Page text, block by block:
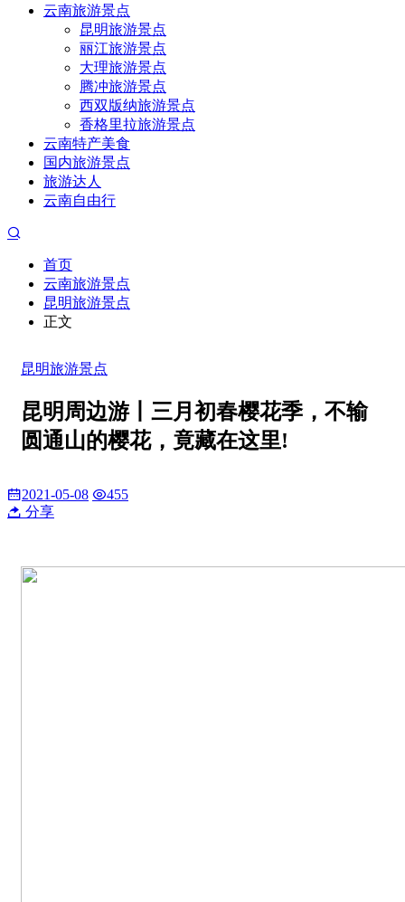
云南旅游景点
昆明旅游景点
丽江旅游景点
大理旅游景点
腾冲旅游景点
西双版纳旅游景点
香格里拉旅游景点
云南特产美食
国内旅游景点
旅游达人
云南自由行
首页
云南旅游景点
昆明旅游景点
正文
昆明旅游景点
昆明周边游丨三月初春樱花季，不输
圆通山的樱花，竟藏在这里!
2021-05-08
455
分享